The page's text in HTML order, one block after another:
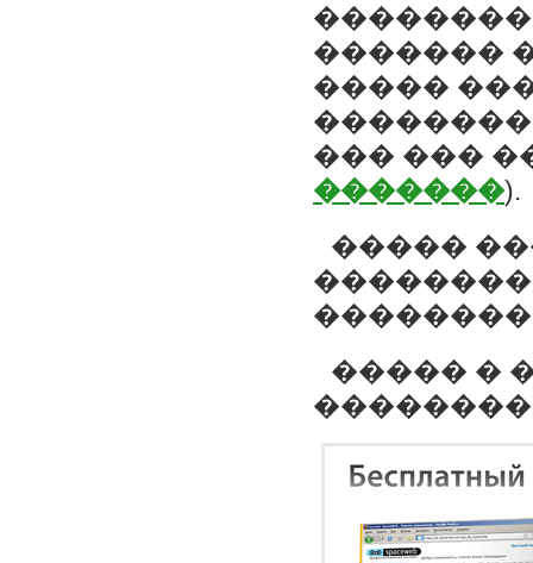
�������
�����
��� ���
�������).
�����
����� �